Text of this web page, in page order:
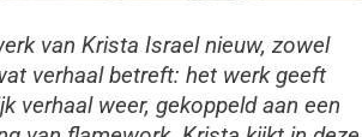
van Krista Israel nieuw, zowel
verhaal betreft: het werk geeft
verhaal weer, gekoppeld aan een